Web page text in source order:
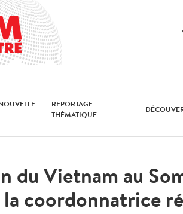
REPORTAGE
THÉMATIQUE
du Vietnam au
coordonnatrice